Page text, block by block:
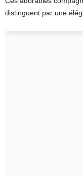
distinguent par une